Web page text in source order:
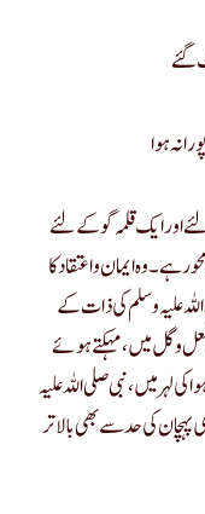
گئے
نہ ہوا
ایک قلمہ گو کے لئے
ہے۔ وہ ایمان و اعتقاد کا
علیہ وسلم کی ذات کے
و گل میں، مہکتے ہوئے
لہر میں، نبی صلی اللہ علیہ
پہچان کی حد سے بھی بالاتر